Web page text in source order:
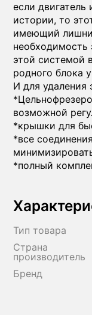
если двигатель
истории, то
имеющий
необходимость
этой системой
родного блока
И для удаления
возможной
*крышки для
*все
*полный
Тип товара
Страна
производитель
Бренд